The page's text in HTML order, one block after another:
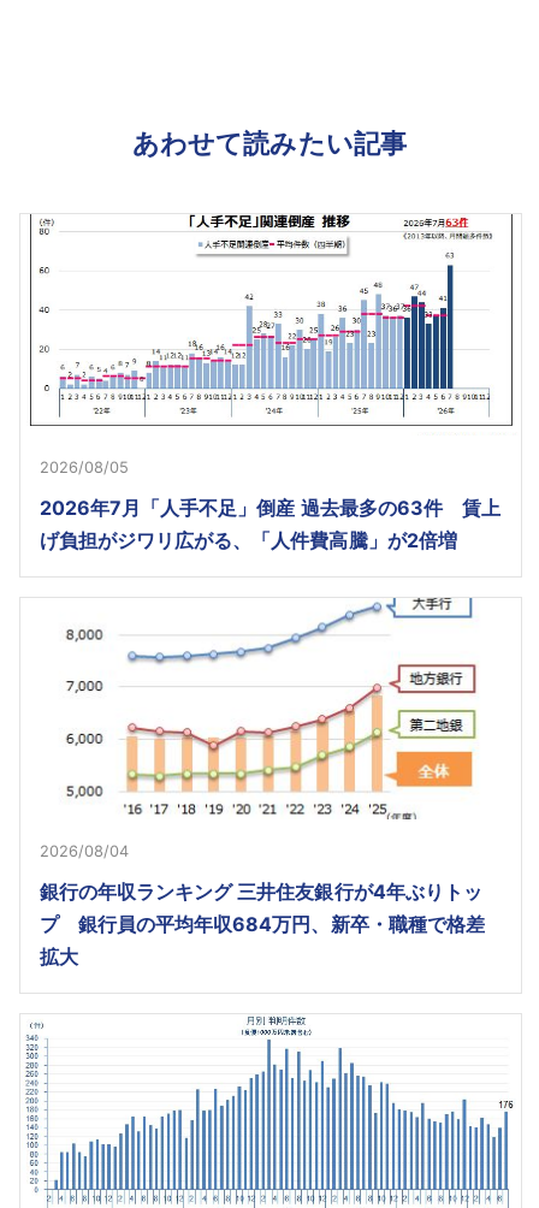
あわせて読みたい記事
2026/08/05
2026年7月「人手不足」倒産 過去最多の63件 賃上
げ負担がジワリ広がる、「人件費高騰」が2倍増
2026/08/04
銀行の年収ランキング 三井住友銀行が4年ぶりトッ
プ 銀行員の平均年収684万円、新卒・職種で格差
拡大